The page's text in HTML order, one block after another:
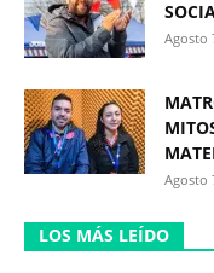
Agosto
Agosto
LOS MÁS LEÍDO